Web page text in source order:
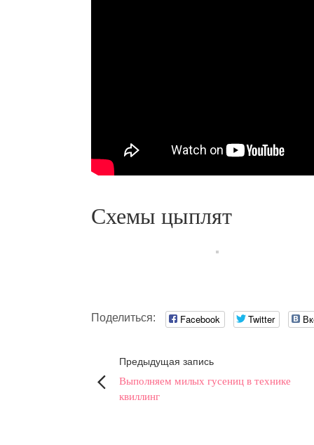
Схемы цыплят
Поделиться: Facebook Twitter
Предыдущая запись
Выполняем милых гусениц в технике
квиллинг